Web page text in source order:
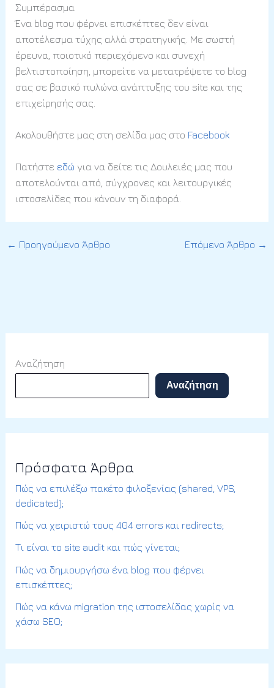
Συμπέρασμα
Ένα blog που φέρνει επισκέπτες δεν είναι
αποτέλεσμα τύχης αλλά στρατηγικής. Με σωστή
έρευνα, ποιοτικό περιεχόμενο και συνεχή
βελτιστοποίηση, μπορείτε να μετατρέψετε το blog
σας σε βασικό πυλώνα ανάπτυξης του site και της
επιχείρησής σας.
Ακολουθήστε μας στη σελίδα μας στο Facebook
Πατήστε εδώ για να δείτε τις Δουλειές μας που
αποτελούνται από, σύγχρονες και λειτουργικές
ιστοσελίδες που κάνουν τη διαφορά.
← Προηγούμενο Άρθρο Επόμενο Άρθρο →
Αναζήτηση
Αναζήτηση
Πρόσφατα Άρθρα
Πώς να επιλέξω πακέτο φιλοξενίας (shared, VPS,
dedicated);
Πώς να χειριστώ τους 404 errors και redirects;
Τι είναι το site audit και πώς γίνεται;
Πώς να δημιουργήσω ένα blog που φέρνει
επισκέπτες;
Πώς να κάνω migration της ιστοσελίδας χωρίς να
χάσω SEO;